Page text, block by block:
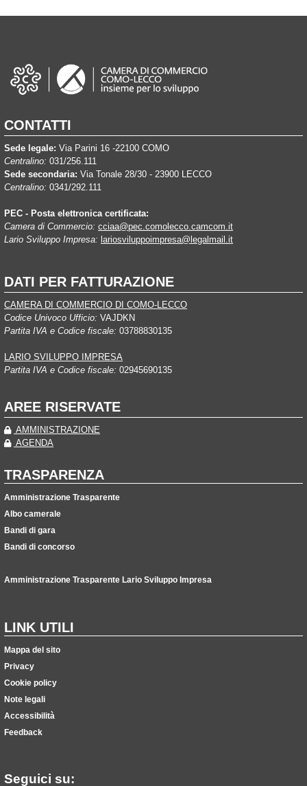
CONTATTI
Sede legale: Via Parini 16 -22100 COMO
Centralino: 031/256.111
Sede secondaria: Via Tonale 28/30 - 23900 LECCO
Centralino: 0341/292.111
PEC - Posta elettronica certificata:
Camera di Commercio: cciaa@pec.comolecco.camcom.it
Lario Sviluppo Impresa: lariosviluppoimpresa@legalmail.it
DATI PER FATTURAZIONE
CAMERA DI COMMERCIO DI COMO-LECCO
Codice Univoco Ufficio: VAJDKN
Partita IVA e Codice fiscale: 03788830135
LARIO SVILUPPO IMPRESA
Partita IVA e Codice fiscale: 02945690135
AREE RISERVATE
AMMINISTRAZIONE
AGENDA
TRASPARENZA
Amministrazione Trasparente
Albo camerale
Bandi di gara
Bandi di concorso
Amministrazione Trasparente Lario Sviluppo Impresa
LINK UTILI
Mappa del sito
Privacy
Cookie policy
Note legali
Accessibilità
Feedback
Seguici su: